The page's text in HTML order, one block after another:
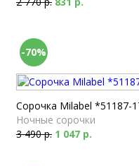
-70%
Сорочка Milabel *51187-
Ночные сорочки
3 490 р. 1 047 р.